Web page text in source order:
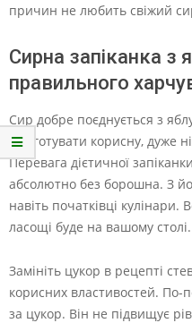
причин не любить свіжий
Сирна запіканка з
правильного
Сир добре поєднується з
приготувати корисну, дуже
Перевага дієтичної
абсолютно без борошна. З
навіть початківці кулінари.
ласощі буде на вашому столі.
Замініть цукор в рецепті
корисних властивостей.
за цукор. Він не підвищує